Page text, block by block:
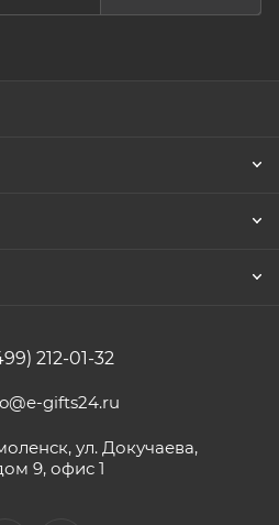
212-01-32
gifts24.ru
ул. Докучаева,
9, офис 1